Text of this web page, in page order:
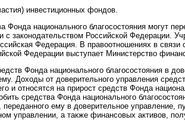
инвестиционных фондов.
Фонда национального благосостояния могут
с законодательством Российской Федерации.
Федерация. В правоотношениях в
Федерации выступает Министерство
Фонда национального благосостояния в
Доходы от доверительного управления
и относятся на прирост средств Фонда
средства Фонда национального
переданного ему в доверительное управление,
управлении, а также финансовых активов,